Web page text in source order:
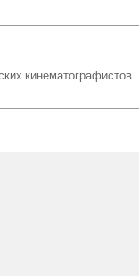
кинематографистов.